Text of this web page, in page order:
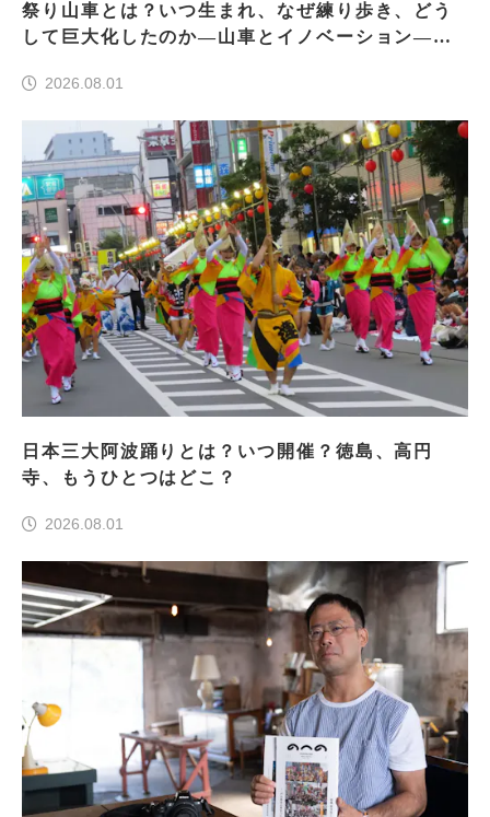
祭り山車とは？いつ生まれ、なぜ練り歩き、どう
して巨大化したのか―山車とイノベーション―＜
2026.08.01
日本三大阿波踊りとは？いつ開催？徳島、高円
寺、もうひとつはどこ？
2026.08.01